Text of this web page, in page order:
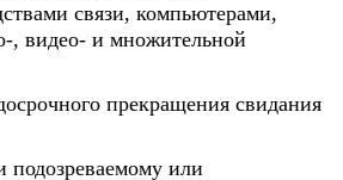
связи, компьютерами,
, видео- и множительной
прекращения свидания
подозреваемому или